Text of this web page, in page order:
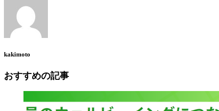
kakimoto
おすすめの記事